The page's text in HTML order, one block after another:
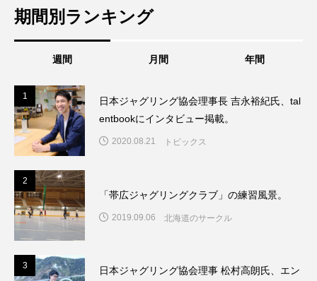
期間別ランキング
週間 月間 年間
1
日本ジャグリング協会理事長 吉永裕紀氏、tal
entbookにインタビュー掲載。
2020.08.21 トピックス
2
「帯広ジャグリングクラブ」の練習風景。
2019.09.06 北海道のサークル
3
日本ジャグリング協会理事 松村高朗氏、エン